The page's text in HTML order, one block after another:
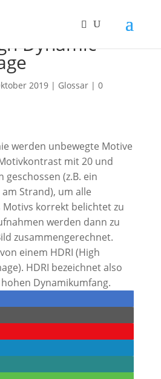
Dynamic
2019| Glossar| 0
werden unbewegte Motive
mit 20 und
(z.B. ein
Strand), um alle
Motivs korrekt belichtet zu
werden dann zu
zusammengerechnet.
einem HDRI (High
HDRI bezeichnet also
Dynamikumfang.